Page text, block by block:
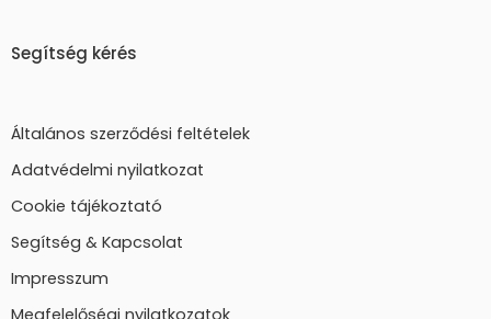
Segítség kérés
Általános szerződési feltételek
Adatvédelmi nyilatkozat
Cookie tájékoztató
Segítség & Kapcsolat
Impresszum